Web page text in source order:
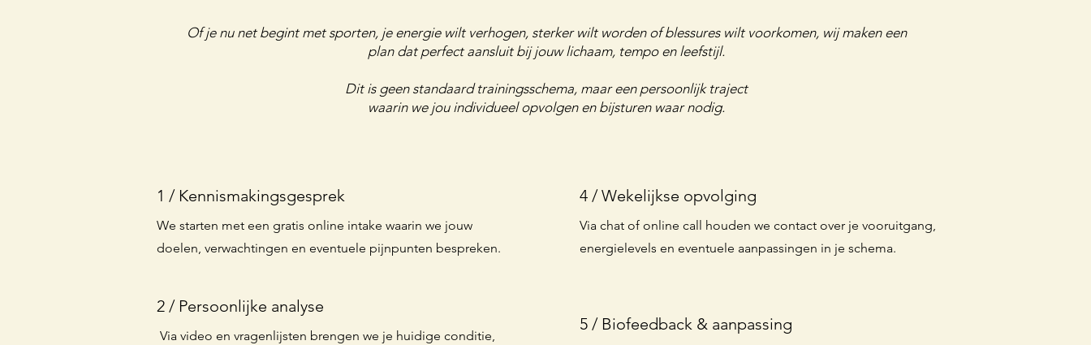
Of je nu net begint met sporten, je energie wilt verhogen, sterker wilt worden of blessures wilt voorkomen, wij maken een
plan dat perfect aansluit bij jouw lichaam, tempo en leefstijl.
Dit is geen standaard trainingsschema, maar een persoonlijk traject
waarin we jou individueel opvolgen en bijsturen waar nodig.
1 / Kennismakingsgesprek
We starten met een gratis online intake waarin we jouw
doelen, verwachtingen en eventuele pijnpunten bespreken.
2 / Persoonlijke analyse
Via video en vragenlijsten brengen we je huidige conditie,
4 / Wekelijkse opvolging
Via chat of online call houden we contact over je vooruitgang,
energielevels en eventuele aanpassingen in je schema.
5 / Biofeedback & aanpassing